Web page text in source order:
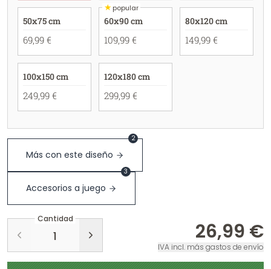
50x75 cm
69,99 €
★popular
60x90 cm
109,99 €
80x120 cm
149,99 €
100x150 cm
249,99 €
120x180 cm
299,99 €
Más con este diseño
2
Accesorios a juego
3
Cantidad
26,99 €
IVA incl. más gastos de envío